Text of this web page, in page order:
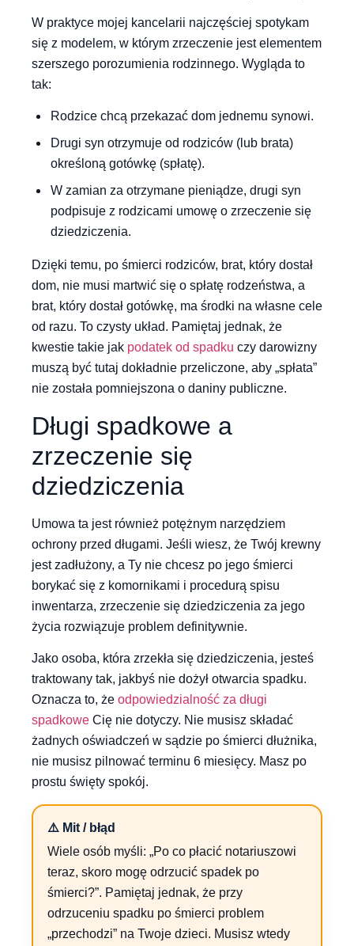
W praktyce mojej kancelarii najczęściej spotykam
się z modelem, w którym zrzeczenie jest elementem
szerszego porozumienia rodzinnego. Wygląda to
tak:
Rodzice chcą przekazać dom jednemu synowi.
Drugi syn otrzymuje od rodziców (lub brata)
określoną gotówkę (spłatę).
W zamian za otrzymane pieniądze, drugi syn
podpisuje z rodzicami umowę o zrzeczenie się
dziedziczenia.
Dzięki temu, po śmierci rodziców, brat, który dostał
dom, nie musi martwić się o spłatę rodzeństwa, a
brat, który dostał gotówkę, ma środki na własne cele
od razu. To czysty układ. Pamiętaj jednak, że
kwestie takie jak podatek od spadku czy darowizny
muszą być tutaj dokładnie przeliczone, aby „spłata”
nie została pomniejszona o daniny publiczne.
Długi spadkowe a
zrzeczenie się
dziedziczenia
Umowa ta jest również potężnym narzędziem
ochrony przed długami. Jeśli wiesz, że Twój krewny
jest zadłużony, a Ty nie chcesz po jego śmierci
borykać się z komornikami i procedurą spisu
inwentarza, zrzeczenie się dziedziczenia za jego
życia rozwiązuje problem definitywnie.
Jako osoba, która zrzekła się dziedziczenia, jesteś
traktowany tak, jakbyś nie dożył otwarcia spadku.
Oznacza to, że odpowiedzialność za długi
spadkowe Cię nie dotyczy. Nie musisz składać
żadnych oświadczeń w sądzie po śmierci dłużnika,
nie musisz pilnować terminu 6 miesięcy. Masz po
prostu święty spokój.
⚠️ Mit / błąd
Wiele osób myśli: „Po co płacić notariuszowi
teraz, skoro mogę odrzucić spadek po
śmierci?”. Pamiętaj jednak, że przy
odrzuceniu spadku po śmierci problem
„przechodzi” na Twoje dzieci. Musisz wtedy